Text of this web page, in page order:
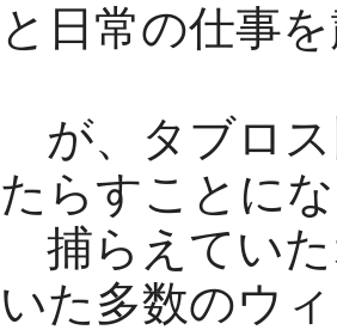
と日常の仕事
が、タブロス
たらすことにな
捕らえていた
いた多数のウ